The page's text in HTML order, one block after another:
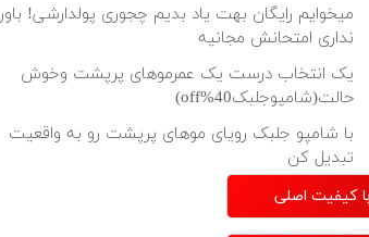
میخوایم رایگان بهت یاد بدیم چجوری پولدارشی! باور
نداری امتحانش مجانیه
یک انتخاب درست یک عمرموهای پرپشت وخوش
حالت(شامپوجلبک40%off)
با شامپو جلبک رویای موهای پرپشت رو به واقعیت
تبدیل کن
کیفیت اصلی